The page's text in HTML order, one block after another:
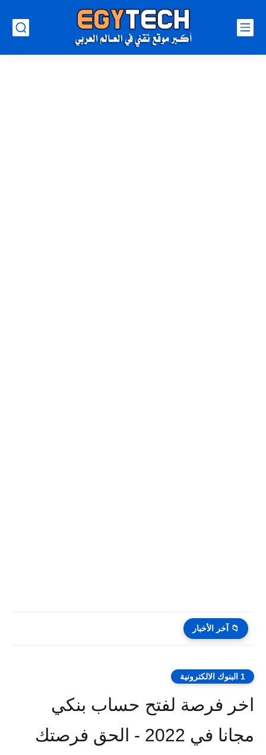
📁 آخر الأخبار
1 البنوك الالكترونية
اخر فرصة لفتح حساب بنكي
مجانا في 2022 - الحق فرصتك